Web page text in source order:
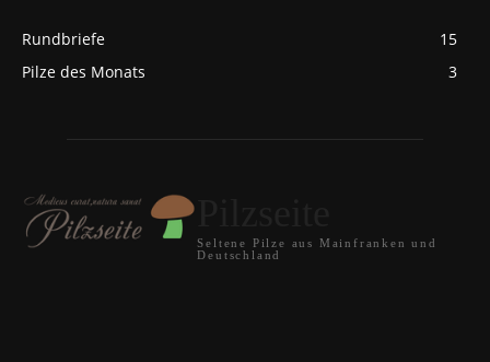
Rundbriefe
15
Pilze des Monats
3
Seltene Pilze aus Mainfranken und
Deutschland